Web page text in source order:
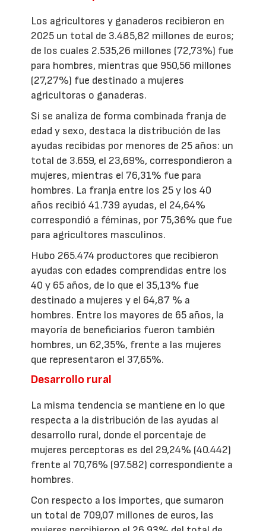
Los agricultores y ganaderos recibieron en
2025 un total de 3.485,82 millones de euros;
de los cuales 2.535,26 millones (72,73%) fue
para hombres, mientras que 950,56 millones
(27,27%) fue destinado a mujeres
agricultoras o ganaderas.
Si se analiza de forma combinada franja de
edad y sexo, destaca la distribución de las
ayudas recibidas por menores de 25 años: un
total de 3.659, el 23,69%, correspondieron a
mujeres, mientras el 76,31% fue para
hombres. La franja entre los 25 y los 40
años recibió 41.739 ayudas, el 24,64%
correspondió a féminas, por 75,36% que fue
para agricultores masculinos.
Hubo 265.474 productores que recibieron
ayudas con edades comprendidas entre los
40 y 65 años, de lo que el 35,13% fue
destinado a mujeres y el 64,87 % a
hombres. Entre los mayores de 65 años, la
mayoría de beneficiarios fueron también
hombres, un 62,35%, frente a las mujeres
que representaron el 37,65%.
Desarrollo rural
La misma tendencia se mantiene en lo que
respecta a la distribución de las ayudas al
desarrollo rural, donde el porcentaje de
mujeres perceptoras es del 29,24% (40.442)
frente al 70,76% (97.582) correspondiente a
hombres.
Con respecto a los importes, que sumaron
un total de 709,07 millones de euros, las